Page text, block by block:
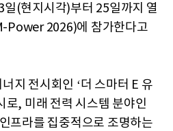
(현지시각)부터 25일까지 열
Power 2026)에 참가한다고
지 전시회인 ‘더 스마터 E 유
로, 미래 전력 시스템 분야인
프라를 집중적으로 조명하는